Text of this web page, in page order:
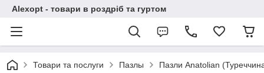
Alexopt - товари в роздріб та гуртом
Товари та послуги Пазлы Пазли Anatolian